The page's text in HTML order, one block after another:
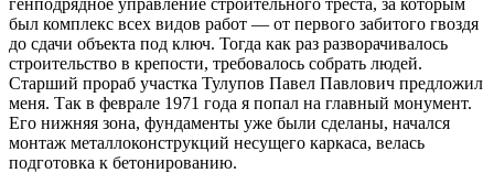
был комплекс всех видов работ — от первого забитого гвоздя
до сдачи объекта под ключ. Тогда как раз разворачивалось
строительство в крепости, требовалось собрать людей.
Старший прораб участка Тулупов Павел Павлович предложил
меня. Так в феврале 1971 года я попал на главный монумент.
Его нижняя зона, фундаменты уже были сделаны, начался
монтаж металлоконструкций несущего каркаса, велась
подготовка к бетонированию.